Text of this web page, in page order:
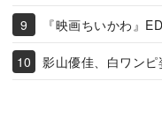
『映画ちいかわ』
影山優佳、白ワン